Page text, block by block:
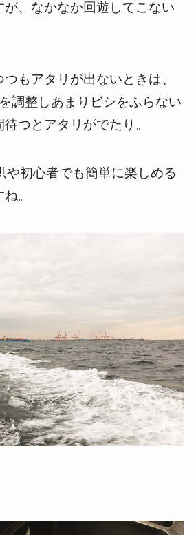
が、なかなか回遊してこない
もアタリが出ないときは、
調整しあまりビシをふらない
つとアタリがでたり。
や初心者でも簡単に楽しめる
。